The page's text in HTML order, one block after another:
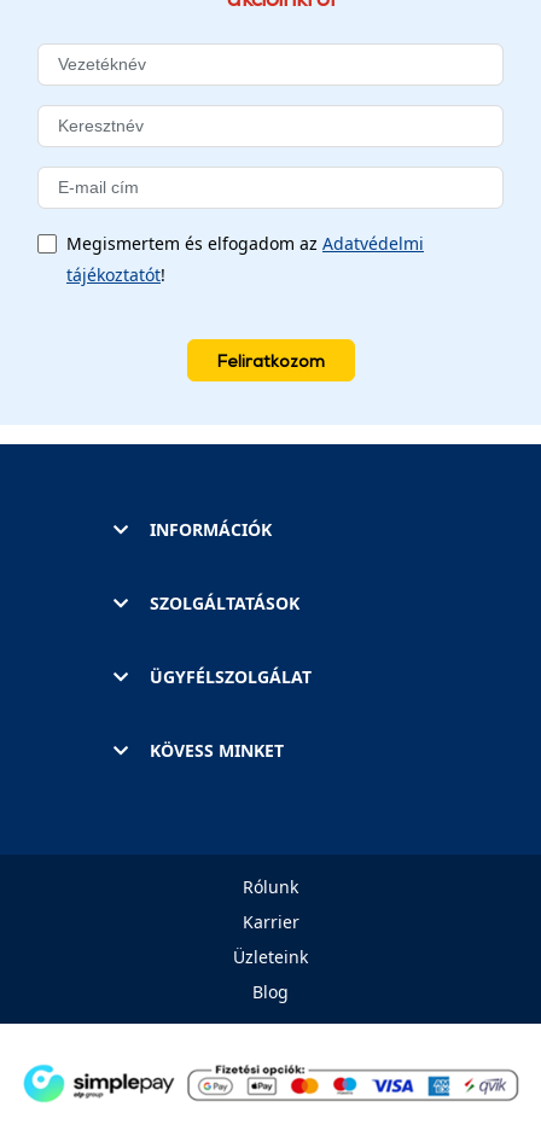
Megismertem és elfogadom az Adatvédelmi
tájékoztatót!
Feliratkozom
INFORMÁCIÓK
SZOLGÁLTATÁSOK
ÜGYFÉLSZOLGÁLAT
KÖVESS MINKET
Rólunk
Karrier
Üzleteink
Blog